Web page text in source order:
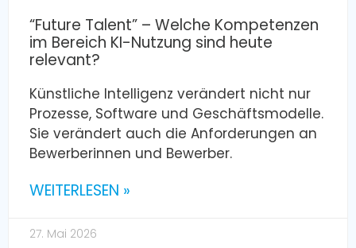
“Future Talent” – Welche Kompetenzen
im Bereich KI-Nutzung sind heute
relevant?
Künstliche Intelligenz verändert nicht nur
Prozesse, Software und Geschäftsmodelle.
Sie verändert auch die Anforderungen an
Bewerberinnen und Bewerber.
WEITERLESEN »
27. Mai 2026